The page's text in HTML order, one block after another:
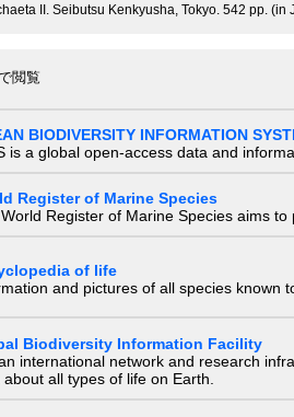
II. Seibutsu Kenkyusha, Tokyo. 542 pp. (in
閲覧
BIODIVERSITY INFORMATION
is a global open-access data and
Register of Marine Species
Register of Marine Species aims
of life
and pictures of all species known
Biodiversity Information Facility
international network and research
about all types of life on Earth.